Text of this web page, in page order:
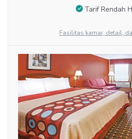
Tarif Rendah
Fasilitas kamar, detail,